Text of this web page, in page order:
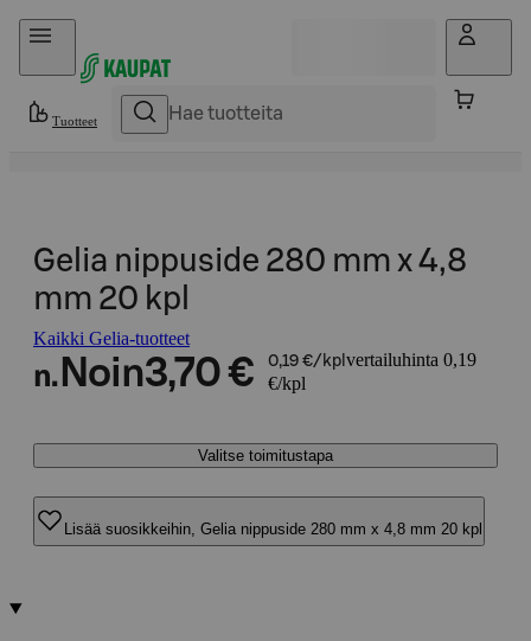
Hyppää sisältöön
Tuotteet
Gelia nippuside 280 mm x 4,8
mm 20 kpl
Kaikki Gelia-tuotteet
n. Noin3,70 € 0,19 €/kpl vertailuhinta 0,19
€/kpl
Valitse toimitustapa
Lisää suosikkeihin, Gelia nippuside 280 mm x 4,8 mm 20 kpl